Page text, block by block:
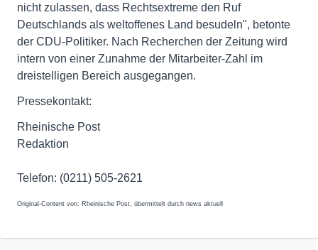
nicht zulassen, dass Rechtsextreme den Ruf
Deutschlands als weltoffenes Land besudeln", betonte
der CDU-Politiker. Nach Recherchen der Zeitung wird
intern von einer Zunahme der Mitarbeiter-Zahl im
dreistelligen Bereich ausgegangen.
Pressekontakt:
Rheinische Post
Redaktion
Telefon: (0211) 505-2621
Original-Content von: Rheinische Post, übermittelt durch news aktuell